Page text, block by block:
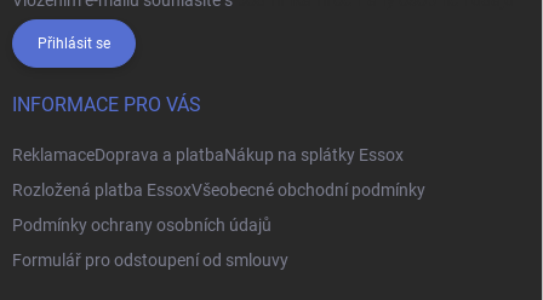
Přihlásit se
INFORMACE PRO VÁS
ReklamaceDoprava a platbaNákup na splátky Essox
Rozložená platba EssoxVšeobecné obchodní podmínky
Podmínky ochrany osobních údajů
Formulář pro odstoupení od smlouvy